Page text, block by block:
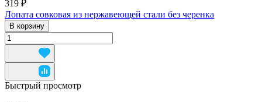
319 ₽
Лопата совковая из нержавеющей стали без черенка
В корзину
Быстрый просмотр